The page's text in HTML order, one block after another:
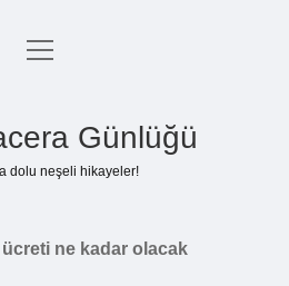
Anasayfa
menüyü
Günlüğü
dolu neşeli hikayeler!
ne kadar olacak